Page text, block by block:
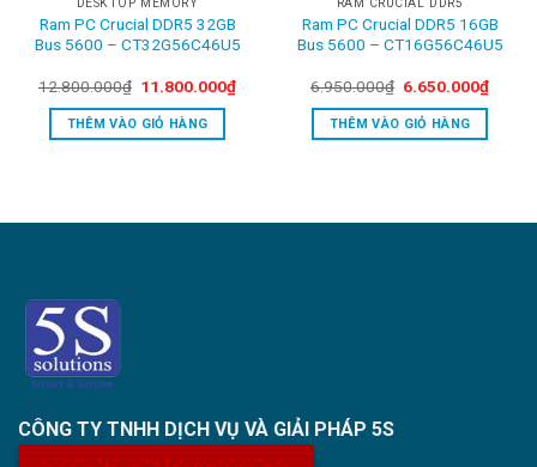
DESKTOP MEMORY
Ram PC Crucial DDR5 32GB
Bus 5600 – CT32G56C46U5
12.800.000₫ Original
was:
12.800.000₫.
11.800.000₫Current
THÊM VÀO GIỎ HÀNG
RAM CRUCIAL DDR5
Ram PC Crucial DDR5 16GB
Bus 5600 – CT16G56C46U5
6.950.000₫ Original
was:
6.950.000₫.
6.650.000₫
THÊM VÀO GIỎ HÀNG
CÔNG TY TNHH DỊCH VỤ VÀ GIẢI PHÁP 5S